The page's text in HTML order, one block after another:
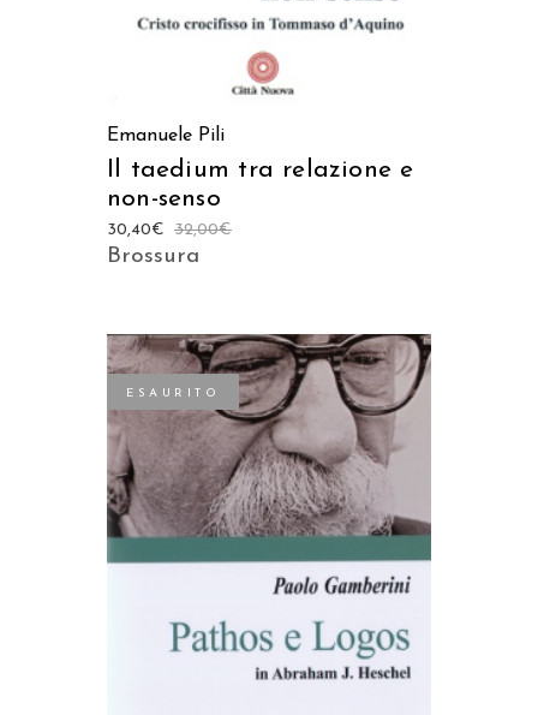
Emanuele Pili
Il taedium tra relazione e
non-senso
32,00€
30,40€
Brossura
ESAURITO
LEGGI TUTTO